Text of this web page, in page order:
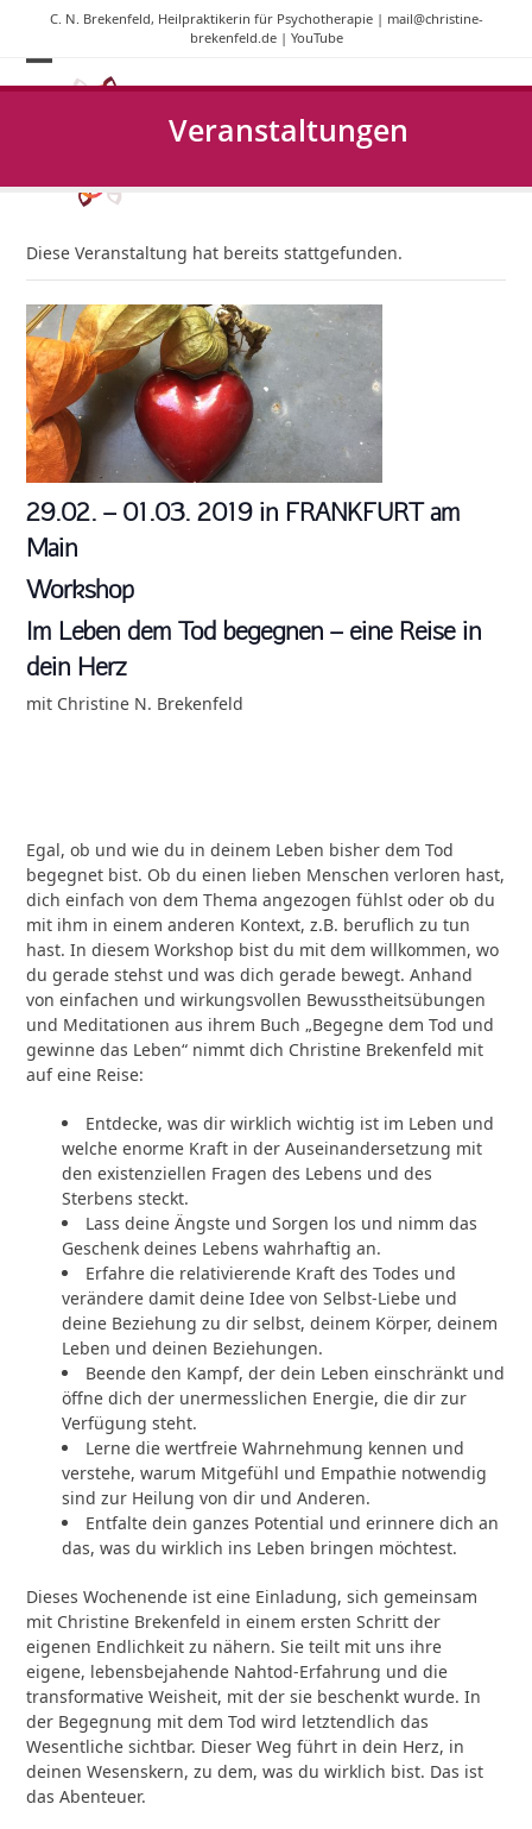
content
C. N. Brekenfeld, Heilpraktikerin für Psychotherapie | mail@christine-
brekenfeld.de| YouTube
Open
Close
Veranstaltungen
Diese Veranstaltung hat bereits stattgefunden.
29.02. – 01.03. 2019 in FRANKFURT am
Main
Workshop
Im Leben dem Tod begegnen – eine Reise in
dein Herz
mit Christine N. Brekenfeld
Egal, ob und wie du in deinem Leben bisher dem Tod
begegnet bist. Ob du einen lieben Menschen verloren hast,
dich einfach von dem Thema angezogen fühlst oder ob du
mit ihm in einem anderen Kontext, z.B. beruflich zu tun
hast. In diesem Workshop bist du mit dem willkommen, wo
du gerade stehst und was dich gerade bewegt. Anhand
von einfachen und wirkungsvollen Bewusstheitsübungen
und Meditationen aus ihrem Buch „Begegne dem Tod und
gewinne das Leben“ nimmt dich Christine Brekenfeld mit
auf eine Reise:
Entdecke, was dir wirklich wichtig ist im Leben und
welche enorme Kraft in der Auseinandersetzung mit
den existenziellen Fragen des Lebens und des
Sterbens steckt.
Lass deine Ängste und Sorgen los und nimm das
Geschenk deines Lebens wahrhaftig an.
Erfahre die relativierende Kraft des Todes und
verändere damit deine Idee von Selbst-Liebe und
deine Beziehung zu dir selbst, deinem Körper, deinem
Leben und deinen Beziehungen.
Beende den Kampf, der dein Leben einschränkt und
öffne dich der unermesslichen Energie, die dir zur
Verfügung steht.
Lerne die wertfreie Wahrnehmung kennen und
verstehe, warum Mitgefühl und Empathie notwendig
sind zur Heilung von dir und Anderen.
Entfalte dein ganzes Potential und erinnere dich an
das, was du wirklich ins Leben bringen möchtest.
Dieses Wochenende ist eine Einladung, sich gemeinsam
mit Christine Brekenfeld in einem ersten Schritt der
eigenen Endlichkeit zu nähern. Sie teilt mit uns ihre
eigene, lebensbejahende Nahtod-Erfahrung und die
transformative Weisheit, mit der sie beschenkt wurde. In
der Begegnung mit dem Tod wird letztendlich das
Wesentliche sichtbar. Dieser Weg führt in dein Herz, in
deinen Wesenskern, zu dem, was du wirklich bist. Das ist
das Abenteuer.